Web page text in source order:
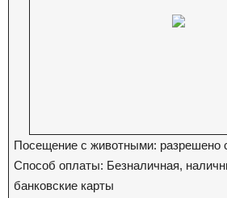
Посещение с животными: разрешено
Способ оплаты: Безналичная,
банковские карты